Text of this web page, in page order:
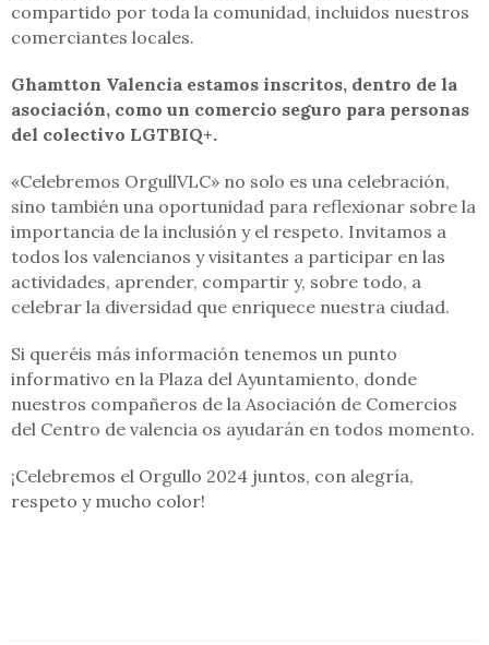
compartido por toda la comunidad, incluidos nuestros
comerciantes locales.
Ghamtton Valencia estamos inscritos, dentro de la
asociación, como un comercio seguro para personas
del colectivo LGTBIQ+.
«Celebremos OrgullVLC» no solo es una celebración,
sino también una oportunidad para reflexionar sobre la
importancia de la inclusión y el respeto. Invitamos a
todos los valencianos y visitantes a participar en las
actividades, aprender, compartir y, sobre todo, a
celebrar la diversidad que enriquece nuestra ciudad.
Si queréis más información tenemos un punto
informativo en la Plaza del Ayuntamiento, donde
nuestros compañeros de la Asociación de Comercios
del Centro de valencia os ayudarán en todos momento.
¡Celebremos el Orgullo 2024 juntos, con alegría,
respeto y mucho color!